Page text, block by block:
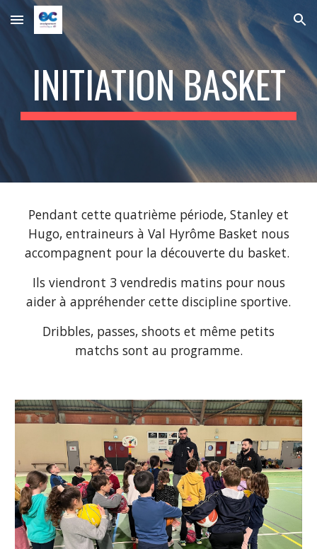
Skip to main content Skip to navigation
INITIATION BASKET
Pendant cette quatrième période, Stanley et
Hugo, entraineurs à Val Hyrôme Basket nous
accompagnent pour la découverte du basket.
Ils viendront 3 vendredis matins pour nous
aider à appréhender cette discipline sportive.
Dribbles, passes, shoots et même petits
matchs sont au programme.